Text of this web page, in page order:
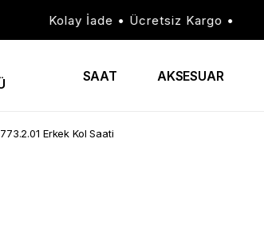
Kolay İade • Ücretsiz Kargo •
SAAT AKSESUAR
Erkek Kol Saati